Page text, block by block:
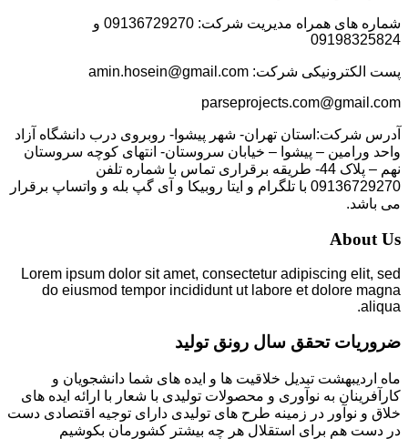
شماره های همراه مدیریت شرکت: 09136729270 و
09198325824
پست الکترونیکی شرکت: amin.hosein@gmail.com
parseprojects.com@gmail.com
آدرس شرکت:استان تهران- شهر پیشوا- روبروی درب دانشگاه آزاد
واحد ورامین – پیشوا – خیابان سروستان- انتهای کوچه سروستان
نهم – پلاک 44- طریقه برقراری تماس با شماره تلفن
09136729270 با تلگرام و ایتا روبیکا و آی گپ بله و واتساپ برقرار
می باشد.
About Us
Lorem ipsum dolor sit amet, consectetur adipiscing elit, sed
do eiusmod tempor incididunt ut labore et dolore magna
aliqua.
ضروریات تحقق سال رونق تولید
ماه اردیبهشت تبدیل خلاقیت ها و ایده های شما دانشجویان و
کارآفرینان به نوآوری و محصولات تولیدی با شعار با ارائه ایده های
خلاق و نوآور در زمینه طرح های تولیدی دارای توجیه اقتصادی دست
در دست هم برای استقلال هر چه بیشتر کشورمان بکوشیم